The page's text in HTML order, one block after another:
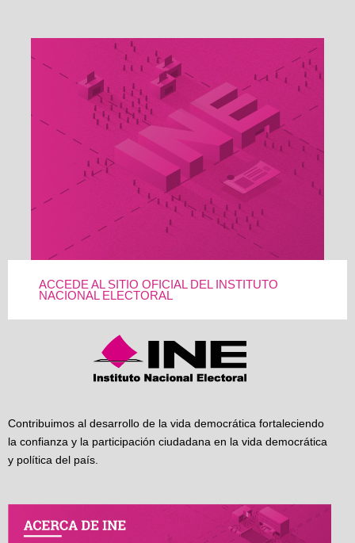
ACCEDE AL SITIO OFICIAL DEL INSTITUTO
NACIONAL ELECTORAL
Contribuimos al desarrollo de la vida democrática fortaleciendo
la confianza y la participación ciudadana en la vida democrática
y política del país.